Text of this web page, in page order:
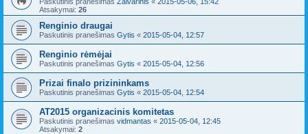
Atsakymai: 26
Renginio draugai
Paskutinis pranešimas Gytis « 2015-05-04, 12:57
Renginio rėmėjai
Paskutinis pranešimas Gytis « 2015-05-04, 12:56
Prizai finalo prizininkams
Paskutinis pranešimas Gytis « 2015-05-04, 12:54
AT2015 organizacinis komitetas
Paskutinis pranešimas vidmantas « 2015-05-04, 12:45
Atsakymai: 2